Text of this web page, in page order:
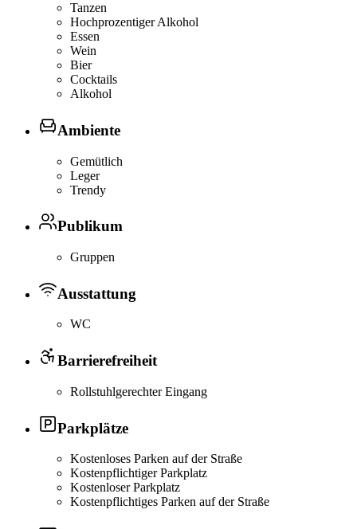
Tanzen
Hochprozentiger Alkohol
Essen
Wein
Bier
Cocktails
Alkohol
Ambiente
Gemütlich
Leger
Trendy
Publikum
Gruppen
Ausstattung
WC
Barrierefreiheit
Rollstuhlgerechter Eingang
Parkplätze
Kostenloses Parken auf der Straße
Kostenpflichtiger Parkplatz
Kostenloser Parkplatz
Kostenpflichtiges Parken auf der Straße